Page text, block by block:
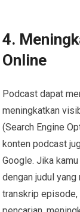
4.
Online
Podcast dapat
meningkatkan
(Search Engine
konten podcast
Google. Jika
dengan judul
transkrip